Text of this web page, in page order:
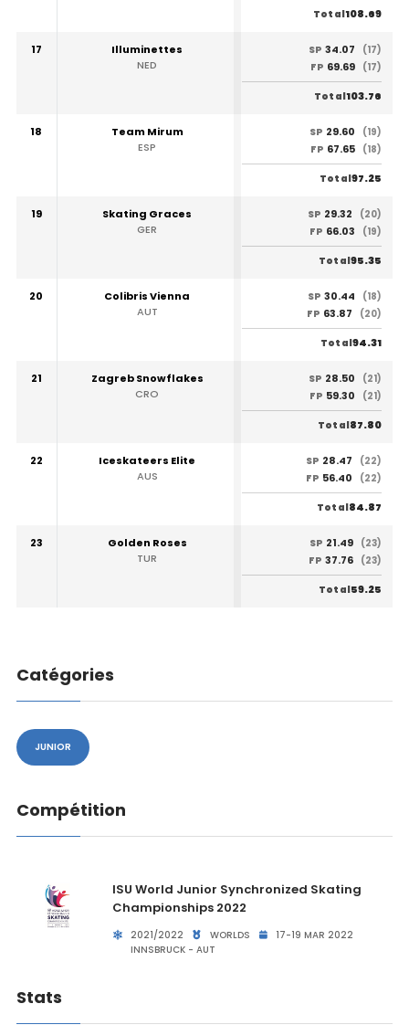
Total108.69
17
Illuminettes
NED
SP 34.07
(17)
FP 69.69 (17)
Total103.76
18
Team Mirum
ESP
SP 29.60
(19)
FP 67.65 (18)
Total97.25
19
Skating Graces
GER
SP 29.32
(20)
FP 66.03 (19)
Total95.35
20
Colibris Vienna
AUT
SP 30.44
(18)
FP 63.87 (20)
Total94.31
21
Zagreb Snowflakes
CRO
SP 28.50
(21)
FP 59.30 (21)
Total87.80
22
Iceskateers Elite
AUS
SP 28.47
(22)
FP 56.40 (22)
Total84.87
23
Golden Roses
TUR
SP 21.49 (23)
FP 37.76 (23)
Total59.25
Catégories
JUNIOR
Compétition
ISU World Junior Synchronized Skating
Championships 2022
2021/2022 WORLDS
17-19 MAR 2022
INNSBRUCK - AUT
Stats